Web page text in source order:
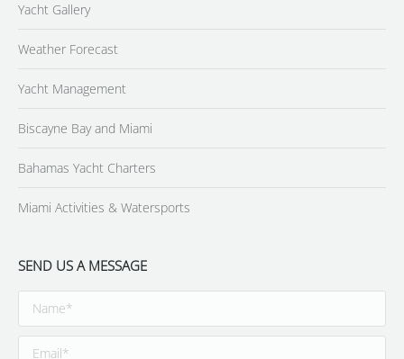
Yacht Gallery
Weather Forecast
Yacht Management
Biscayne Bay and Miami
Bahamas Yacht Charters
Miami Activities & Watersports
SEND US A MESSAGE